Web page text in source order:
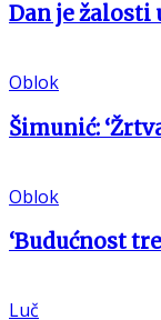
Dan je
Oblok
Šimunić:
Oblok
‘Budućnost
Luč